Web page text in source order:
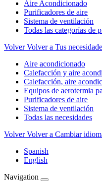
Aire Acondicionado
Purificadores de aire
Sistema de ventilación
Todas las categorías de
Volver Volver a Tus
Aire acondicionado
Calefacción y aire
Calefacción, aire
Equipos de aerotermia
Purificadores de aire
Sistema de ventilación
Todas las necesidades
Volver Volver a Cambiar
Spanish
English
Navigation